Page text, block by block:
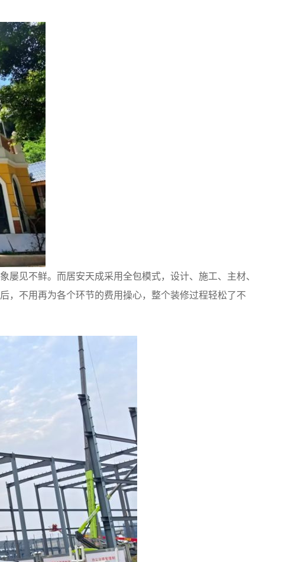
见不鲜。而居安天成采用全包模式，设计、施工、主材、
，不用再为各个环节的费用操心，整个装修过程轻松了不